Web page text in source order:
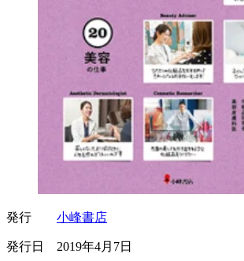
発行 小峰書店
発行日 2019年4月7日